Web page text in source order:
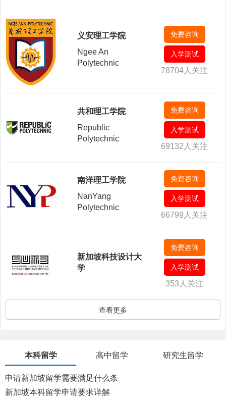
义安理工学院
Ngee An
Polytechnic
免费咨询
入学测试
78704人关注
共和理工学院
Republic
Polytechnic
免费咨询
入学测试
69132人关注
南洋理工学院
NanYang
Polytechnic
免费咨询
入学测试
66799人关注
新加坡科技设计大
学
免费咨询
入学测试
353人关注
查看更多
本科留学 高中留学 研究生留学
申请新加坡留学需要满足什么条
件
新加坡本科留学申请要求详解